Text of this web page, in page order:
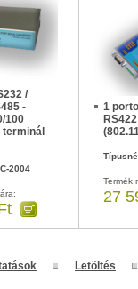
/
-
100
2004
1
Termék
27
Letöltés